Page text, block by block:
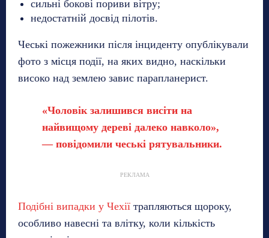
сильні бокові пориви вітру;
недостатній досвід пілотів.
Чеські пожежники після інциденту опублікували
фото з місця події, на яких видно, наскільки
високо над землею завис парапланерист.
«Чоловік залишився висіти на
найвищому дереві далеко навколо»,
— повідомили чеські рятувальники.
РЕКЛАМА
Подібні випадки у Чехії трапляються щороку,
особливо навесні та влітку, коли кількість